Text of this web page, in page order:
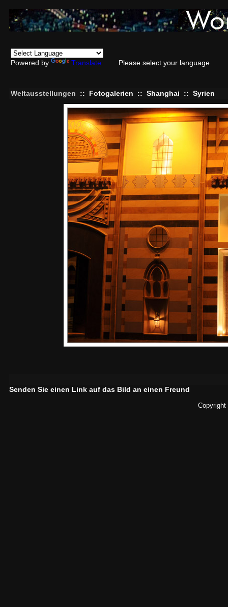
Powered by Translate Please select your language
Weltausstellungen :: Fotogalerien :: Shanghai :: Syrien
Senden Sie einen Link auf das Bild an einen Freund